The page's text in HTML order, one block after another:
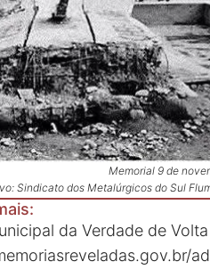
Memorial 9 de
Sindicato dos Metalúrgicos do Sul
da Verdade de